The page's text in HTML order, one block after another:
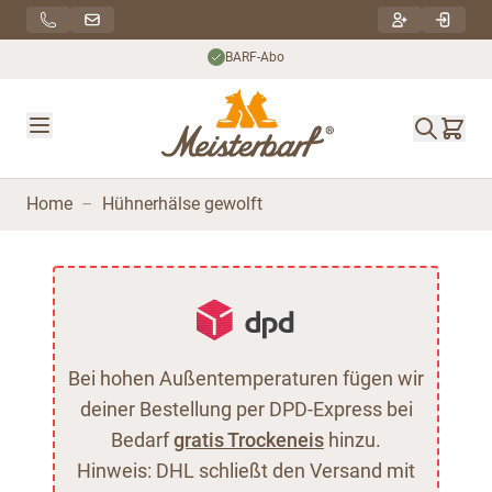
Direkt zum Inhalt
BARF-Abo
Home – Hühnerhälse gewolft
Bei hohen Außentemperaturen fügen wir
deiner Bestellung per DPD-Express bei
Bedarfgratis Trockeneis hinzu.
Hinweis: DHL schließt den Versand mit